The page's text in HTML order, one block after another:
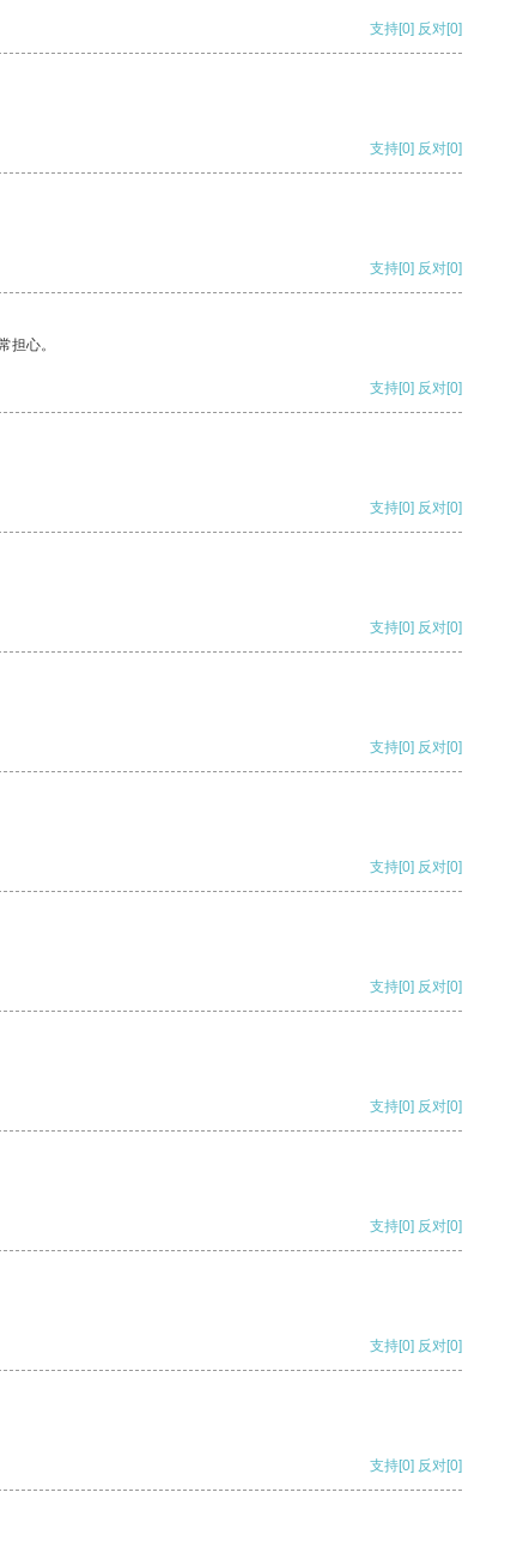
支持[0] 反对[0]
支持[0] 反对[0]
支持[0] 反对[0]
担心。
支持[0] 反对[0]
支持[0] 反对[0]
支持[0] 反对[0]
支持[0] 反对[0]
支持[0] 反对[0]
支持[0] 反对[0]
支持[0] 反对[0]
支持[0] 反对[0]
支持[0] 反对[0]
支持[0] 反对[0]